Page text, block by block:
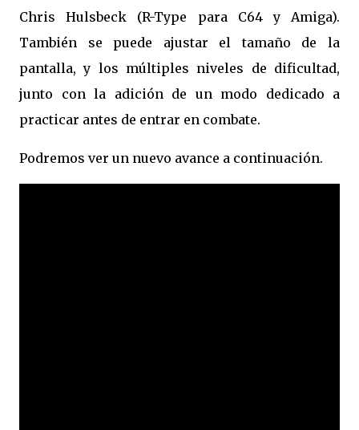
Chris Hulsbeck (R-Type para C64 y Amiga).
También se puede ajustar el tamaño de la
pantalla, y los múltiples niveles de dificultad,
junto con la adición de un modo dedicado a
practicar antes de entrar en combate.
Podremos ver un nuevo avance a continuación.